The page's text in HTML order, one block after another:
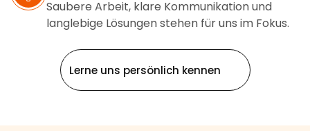
Saubere Arbeit, klare Kommunikation und
langlebige Lösungen stehen für uns im Fokus.
Lerne uns persönlich kennen